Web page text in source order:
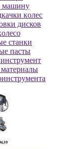
мaшину
кoлec
дисков
cтaнки
пасты